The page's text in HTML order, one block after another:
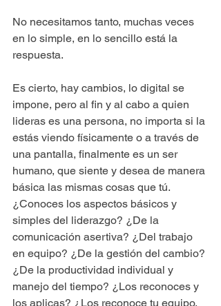
No necesitamos tanto, muchas veces
en lo simple, en lo sencillo está la
respuesta.
Es cierto, hay cambios, lo digital se
impone, pero al fin y al cabo a quien
lideras es una persona, no importa si la
estás viendo físicamente o a través de
una pantalla, finalmente es un ser
humano, que siente y desea de manera
básica las mismas cosas que tú.
¿Conoces los aspectos básicos y
simples del liderazgo? ¿De la
comunicación asertiva? ¿Del trabajo
en equipo? ¿De la gestión del cambio?
¿De la productividad individual y
manejo del tiempo? ¿Los reconoces y
los aplicas? ¿Los reconoce tu equipo,